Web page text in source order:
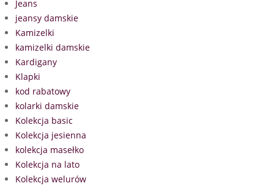
Jeans
jeansy damskie
Kamizelki
kamizelki damskie
Kardigany
Klapki
kod rabatowy
kolarki damskie
Kolekcja basic
Kolekcja jesienna
kolekcja masełko
Kolekcja na lato
Kolekcja welurów